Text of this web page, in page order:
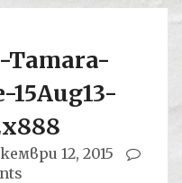
Tamara-
12, 2015